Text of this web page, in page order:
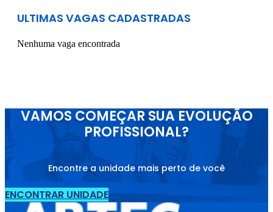
ULTIMAS VAGAS CADASTRADAS
Nenhuma vaga encontrada
VAMOS COMEÇAR SUA EVOLUÇÃO
PROFISSIONAL?
Encontre a unidade mais perto de você
ENCONTRAR UNIDADE